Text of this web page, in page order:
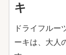
キ
ドライフルー
ーキは、大人